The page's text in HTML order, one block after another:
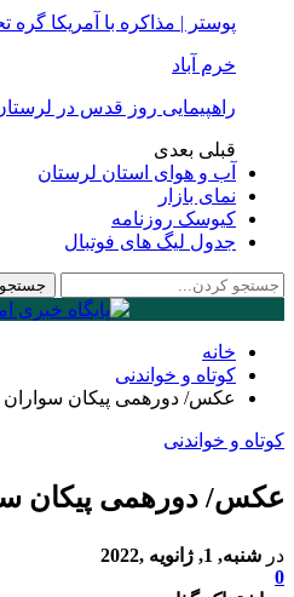
پوستر | مذاکره با آمریکا گره
خرم آباد
راهپیمایی روز قدس در
قبلی بعدی
آب و هوای استان لرستان
نمای بازار
کیوسک روزنامه
جدول لیگ های فوتبال
خانه
کوتاه و خواندنی
عکس/ دورهمی پیکان سواران
کوتاه و خواندنی
عکس/ دورهمی پیکان
در شنبه, 1, ژانویه ,2022
0